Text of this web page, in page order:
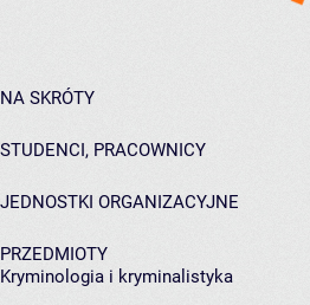
NA SKRÓTY
STUDENCI, PRACOWNICY
JEDNOSTKI ORGANIZACYJNE
PRZEDMIOTY
Kryminologia i kryminalistyka